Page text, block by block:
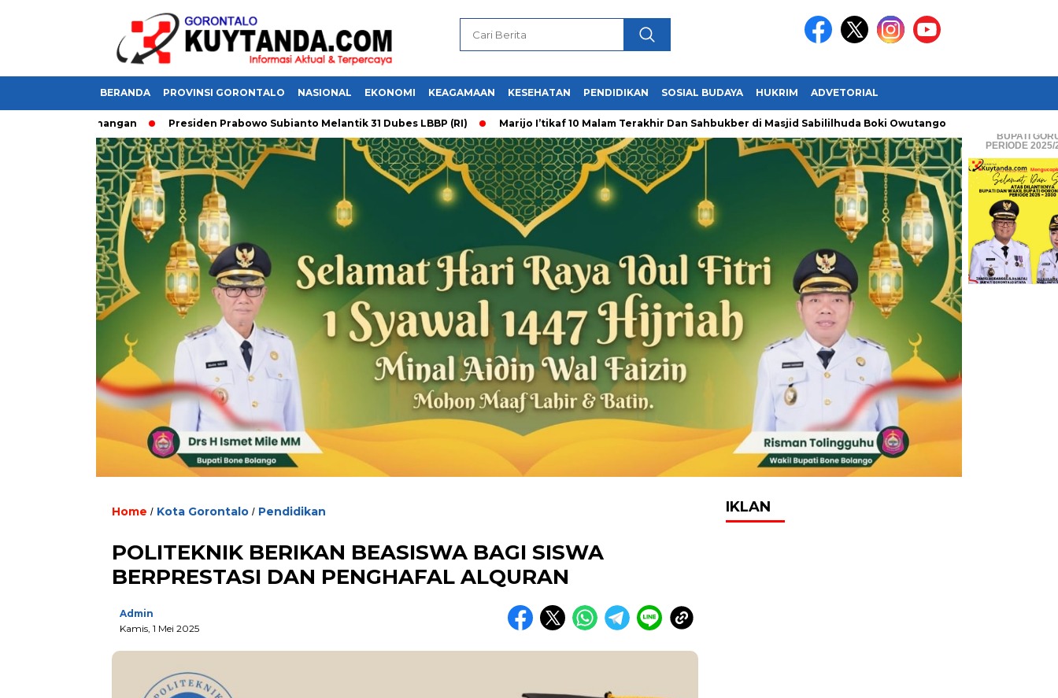
BERANDA PROVINSI GORONTALO NASIONAL EKONOMI KEAGAMAAN KESEHATAN PENDIDIKAN SOSIAL BUDAYA HUKRIM ADVETORIAL
Kemenangan Presiden Prabowo Subianto Melantik 31 Dubes LBBP (RI) Marijo I’tikaf 10 Malam Terakhir Dan Sahbukber di Masjid Sabililhuda Boki Owutango
BUPATI
PERIODE
Home / Kota Gorontalo / Pendidikan
POLITEKNIK BERIKAN BEASISWA BAGI SISWA
BERPRESTASI DAN PENGHAFAL ALQURAN
Admin
Kamis, 1 Mei 2025
IKLAN